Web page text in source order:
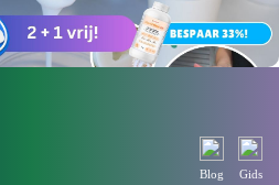
Blog Gids